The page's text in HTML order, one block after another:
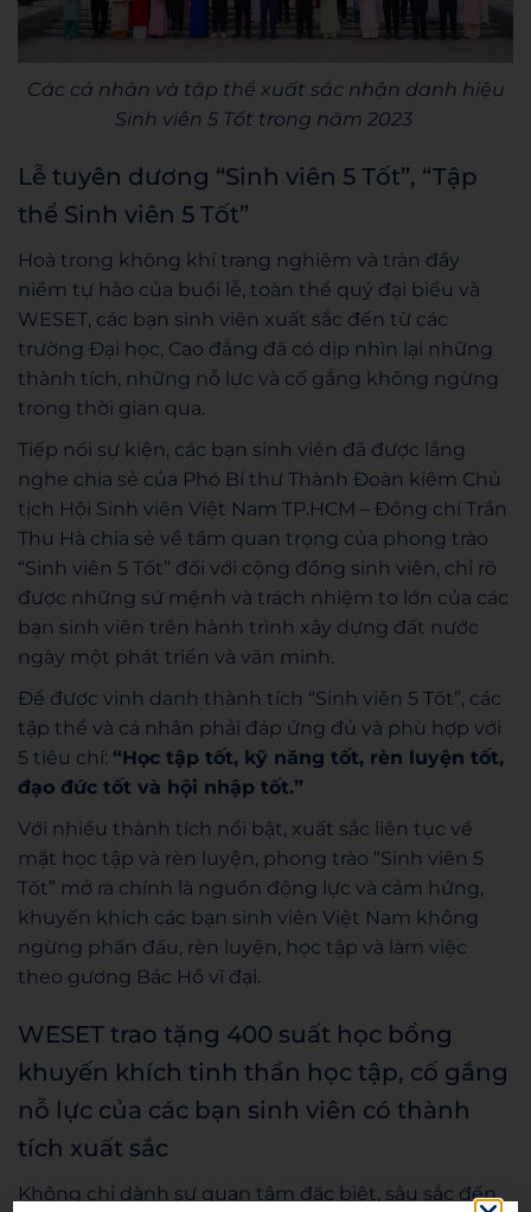
Các cá nhân và tập thể xuất sắc nhận danh hiệu
Sinh viên 5 Tốt trong năm 2023
Lễ tuyên dương “Sinh viên 5 Tốt”, “Tập
thể Sinh viên 5 Tốt”
Hoà trong không khí trang nghiêm và tràn đầy
niềm tự hào của buổi lễ, toàn thể quý đại biểu và
WESET, các bạn sinh viên xuất sắc đến từ các
trường Đại học, Cao đẳng đã có dịp nhìn lại những
thành tích, những nỗ lực và cố gắng không ngừng
trong thời gian qua.
Tiếp nối sự kiện, các bạn sinh viên đã được lắng
nghe chia sẻ của Phó Bí thư Thành Đoàn kiêm Chủ
tịch Hội Sinh viên Việt Nam TP.HCM – Đồng chí Trần
Thu Hà chia sẻ về tầm quan trọng của phong trào
“Sinh viên 5 Tốt” đối với cộng đồng sinh viên, chỉ rõ
được những sứ mệnh và trách nhiệm to lớn của các
bạn sinh viên trên hành trình xây dựng đất nước
ngày một phát triển và văn minh.
Để được vinh danh thành tích “Sinh viên 5 Tốt”, các
tập thể và cá nhân phải đáp ứng đủ và phù hợp với
5 tiêu chí: “Học tập tốt, kỹ năng tốt, rèn luyện tốt,
đạo đức tốt và hội nhập tốt.”
Với nhiều thành tích nổi bật, xuất sắc liên tục về
mặt học tập và rèn luyện, phong trào “Sinh viên 5
Tốt” mở ra chính là nguồn động lực và cảm hứng,
khuyến khích các bạn sinh viên Việt Nam không
ngừng phấn đấu, rèn luyện, học tập và làm việc
theo gương Bác Hồ vĩ đại.
WESET trao tặng 400 suất học bổng
khuyến khích tinh thần học tập, cố gắng
nỗ lực của các bạn sinh viên có thành
tích xuất sắc
Không chỉ dành sự quan tâm đặc biệt, sâu sắc đến